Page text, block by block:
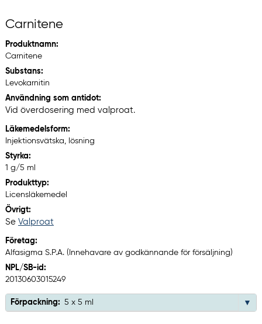
Carnitene
Produktnamn:
Carnitene
Substans:
Levokarnitin
Användning som antidot:
Vid överdosering med valproat.
Läkemedelsform:
Injektionsvätska, lösning
Styrka:
1 g/5 ml
Produkttyp:
Licensläkemedel
Övrigt:
Se Valproat
Företag:
Alfasigma S.P.A. (Innehavare av godkännande för försäljning)
NPL/SB-id:
20130603015249
Förpackning: 5 x 5 ml